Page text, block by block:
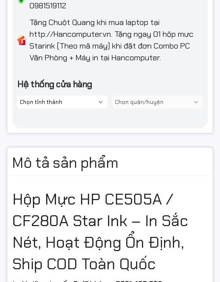
0981519112
Tặng Chuột Quang khi mua laptop tại
http://Hancomputer.vn. Tặng ngay 01 hộp mực
Starink (Theo mã máy) khi đặt đơn Combo PC
Văn Phòng + Máy in tại Hancomputer.
Hệ thống cửa hàng
Mô tả sản phẩm
Hộp Mực HP CE505A /
CF280A Star Ink – In Sắc
Nét, Hoạt Động Ổn Định,
Ship COD Toàn Quốc